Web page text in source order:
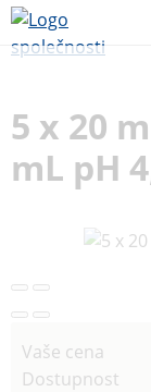
5 x 20
mL pH
Vaše cena
Dostupnost